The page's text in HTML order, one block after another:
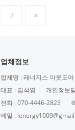
2
업체정보
업체명 : 레너지스 아웃도
대표 : 김석영
개인정보
전화 : 070-4446-2823
메일 :